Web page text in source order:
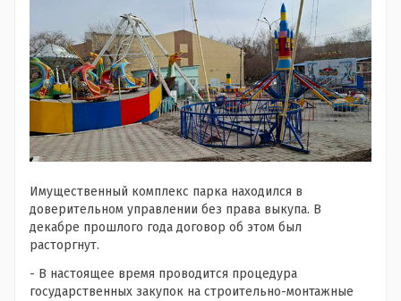
Имущественный комплекс парка находился в
доверительном управлении без права выкупа. В
декабре прошлого года договор об этом был
расторгнут.
- В настоящее время проводится процедура
государственных закупок на строительно-монтажные